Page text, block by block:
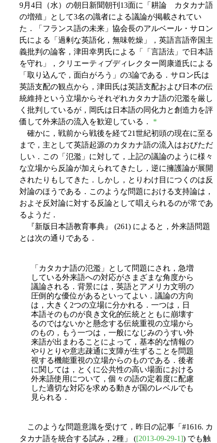
9月4日（水）の朝日新聞朝刊13面に「耕論 カタカナ語
の増殖」として3名の識者による議論が掲載されてい
た．「フランス語の未来」協会長のアルベール・サロン
氏による「過剰な英語化，無味乾燥」，英語言語帝国主
義批判の論客，津田幸男氏による「「言語法」で日本語
を守れ」，クリエーティブディレクター岡康道氏による
「取り込んで，面白がろう」の3論である．サロン氏は
英語支配の観点から，津田氏は英語支配および日本の伝
統維持という立場からそれぞれカタカナ語の氾濫を厳し
く批判しているが，岡氏は日本語の同化力と創造力を評
価して外来語の流入を歓迎している． *
確かに，戦前から戦後を経て21世紀初頭の現在に至る
まで，主として英語起源のカタカナ語の流入はおびただ
しい．この「氾濫」に対して，上記の議論のように様々
な立場から反論が加えられてきたし，逆に擁護論が展開
されたりもしてきた．しかし，とりわけ目につくのは反
対論のほうである．このような問題における支持論は，
およそ反対論に対する反論として唱えられるのが常であ
るようだ．
『新版日本語教育事典』 (261) によると，外来語問題
とは次の通りである．
「カタカナ語の氾濫」として問題にされ，急増
している外来語への対応がさまざまな角度から
議論される．背景には，英語とアメリカ文明の
圧倒的な優位があるといってよい．議論の方向
は，大きく2つの立場に分かれる．一つは，日
本語そのものが良き文化的伝統とともに崩壊す
るのではないかと懸念する伝統重視の立場から
のもの，もう一つは，一般になじみのうすい外
来語が出まわることによって，基本的な情報の
やりとりや意志疎通に支障が生ずることを問題
視する機能重視の立場からのものである．後者
に関しては，とくに公共性の高い場面における
外来語使用について，個々の語の定着度に配慮
した適切な対応を求める動きが国のレベルでも
見られる．
このような問題意識を受けて，昨日の記事「#1616. カ
タカナ語を統合する試み，2種」 ([2013-09-29-1]) でも触